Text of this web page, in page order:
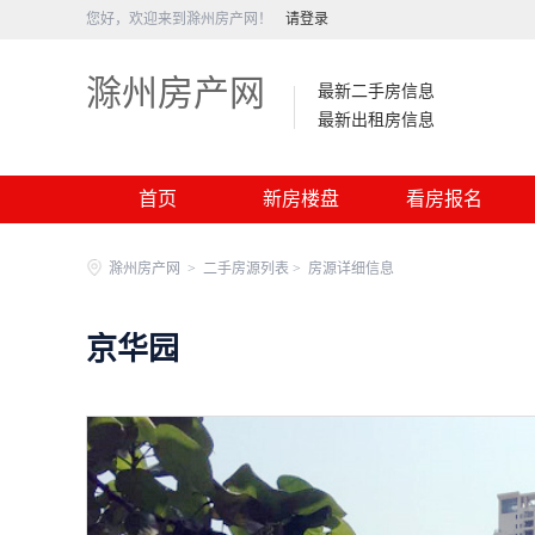
您好，欢迎来到滁州房产网！ 请登录
滁州房产网
最新二手房信息
最新出租房信息
首页 新房楼盘 看房报名
滁州房产网 > 二手房源列表 > 房源详细信息
京华园